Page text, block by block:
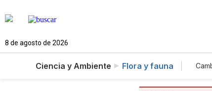
8 de agosto de 2026
Ciencia y Ambiente Flora y fauna